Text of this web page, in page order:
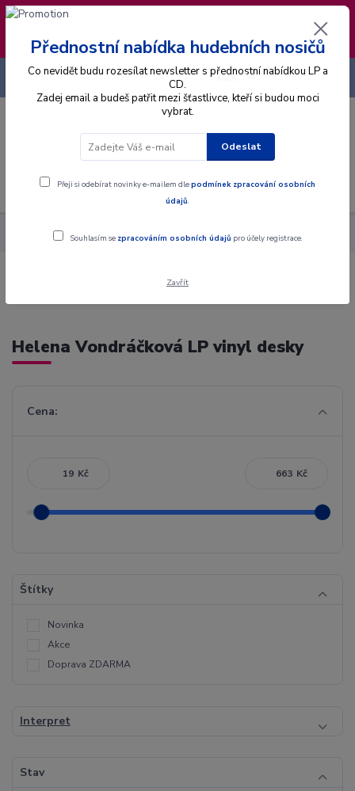
❣️ Od 4.8. do 13.8. čerpám dovolenou. Datum
expedice objednávek se posouvá na pátek
14.8.2026 🐋
Menu
CZK
+420 725 736 293
Hudební styly Pop Helena Vondráčková
Helena Vondráčková LP vinyl desky
Cena:
Kč Kč
Štítky
Novinka
Akce
Doprava ZDARMA
Interpret
Stav
Přednostní nabídka hudebních nosičů
Co nevidět budu rozesílat newsletter s přednostní nabídkou LP a
CD.
Zadej email a budeš patřit mezi šťastlivce, kteří si budou moci
vybrat.
Odeslat
Přeji si odebírat novinky e-mailem dlepodmínek zpracování osobních
údajů.
Souhlasím se zpracováním osobních údajů pro účely registrace.
Zavřít